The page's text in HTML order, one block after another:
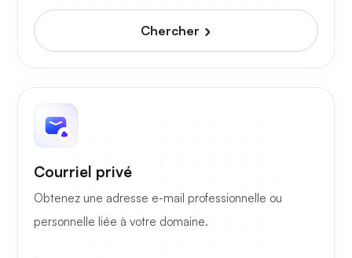
Chercher
Courriel privé
Obtenez une adresse e-mail professionnelle ou
personnelle liée à votre domaine.